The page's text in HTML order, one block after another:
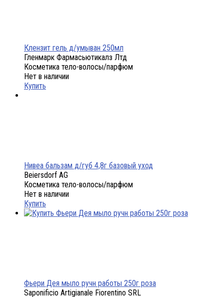
Клензит гель д/умыван 250мл
Гленмарк Фармасьютикалз Лтд
Косметика тело-волосы/парфюм
Нет в наличии
Купить
Нивеа бальзам д/губ 4,8г базовый уход
Beiersdorf AG
Косметика тело-волосы/парфюм
Нет в наличии
Купить
Фьери Дея мыло ручн работы 250г роза
Saponificio Artigianale Fiorentino SRL